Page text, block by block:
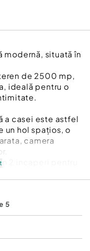
modernă, situată în
de 2500 mp,
ideală pentru o
a casei este astfel
un hol spațios, o
camera
2 incaperi pentru
mare, living si 2
de 1 dormitor
in dressing.
de beton atât la
5